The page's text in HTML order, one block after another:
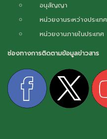
อนุสัญญา
หน่วยงานระหว่างประเทศ
หน่วยงานภายในประเทศ
ช่องทางการติดตามข้อมูลข่าวสาร